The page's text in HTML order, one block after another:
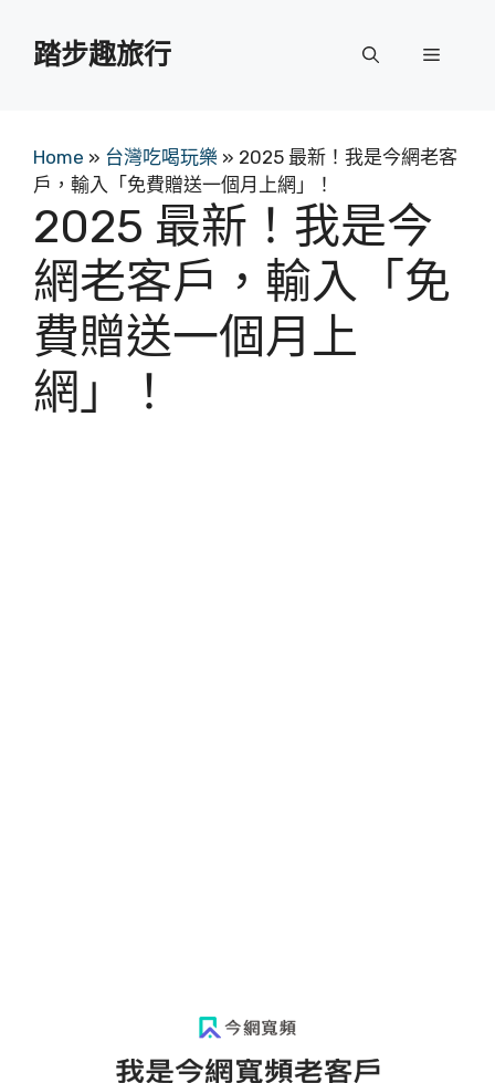
踏步趣旅行 選
Home » 台灣吃喝玩樂 » 2025 最新！我是今網老客
戶，輸入「免費贈送一個月上網」！
2025 最新！我是今
網老客戶，輸入「免
費贈送一個月上
網」！